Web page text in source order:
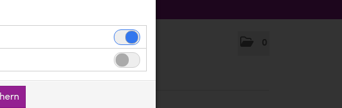
0
sind für die einwandfreie
personenbezogenen